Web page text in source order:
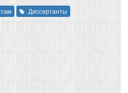
Диссертанты